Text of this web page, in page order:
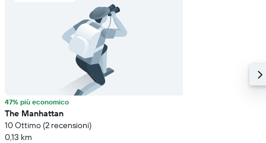
47% più economico
The Manhattan
10 Ottimo (2 recensioni)
0,13 km